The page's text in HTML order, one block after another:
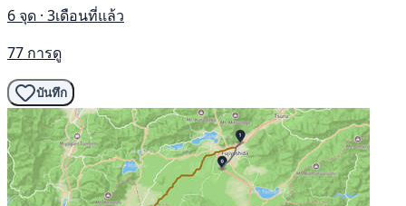
6 จุด · 3เดือนที่แล้ว
77 การดู
บันทึก